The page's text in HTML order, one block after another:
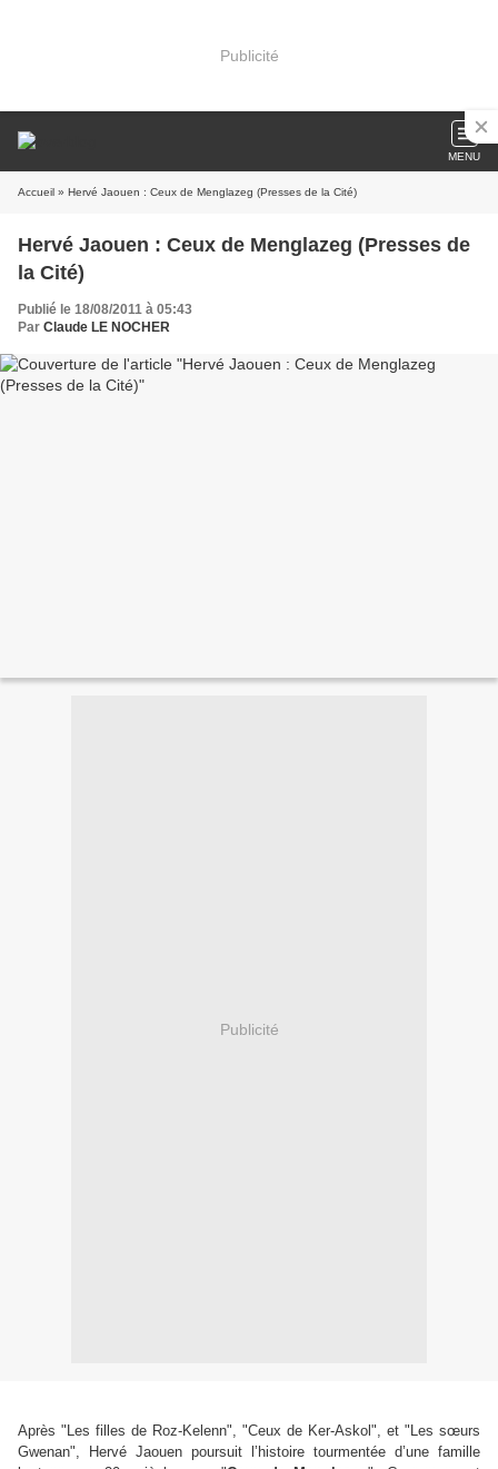
Publicité
MENU
Accueil » Hervé Jaouen : Ceux de Menglazeg (Presses de la Cité)
Hervé Jaouen : Ceux de Menglazeg (Presses de
la Cité)
Publié le 18/08/2011 à 05:43
Par Claude LE NOCHER
Publicité
Après "Les filles de Roz-Kelenn", "Ceux de Ker-Askol", et "Les sœurs
Gwenan", Hervé Jaouen poursuit l’histoire tourmentée d’une famille